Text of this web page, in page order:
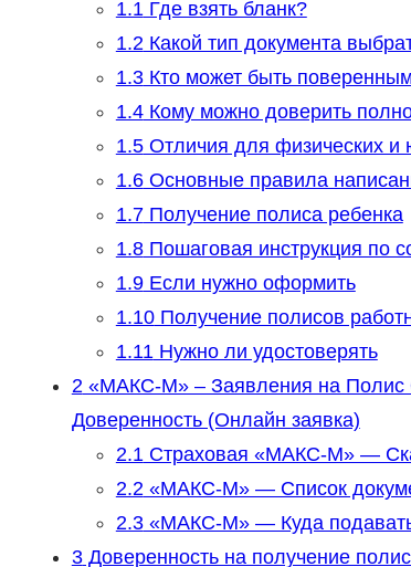
1.1Где взять бланк?
1.2Какой тип документа
1.3Кто может быть
1.4Кому можно доверить
1.5Отличия для физических и
1.6Основные правила
1.7Получение полиса ребенка
1.8Пошаговая инструкция по
1.9Если нужно оформить
1.10Получение полисов
1.11Нужно ли удостоверять
2«МАКС-М» – Заявления на
Доверенность (Онлайн заявка)
2.1Страховая «МАКС-М» —
2.2«МАКС-М» — Список
2.3«МАКС-М» — Куда
3Доверенность на получение